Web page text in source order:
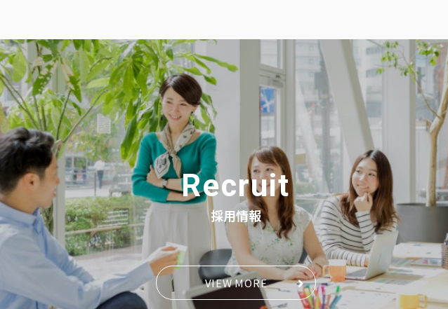
Recruit
採用情報
VIEW MORE